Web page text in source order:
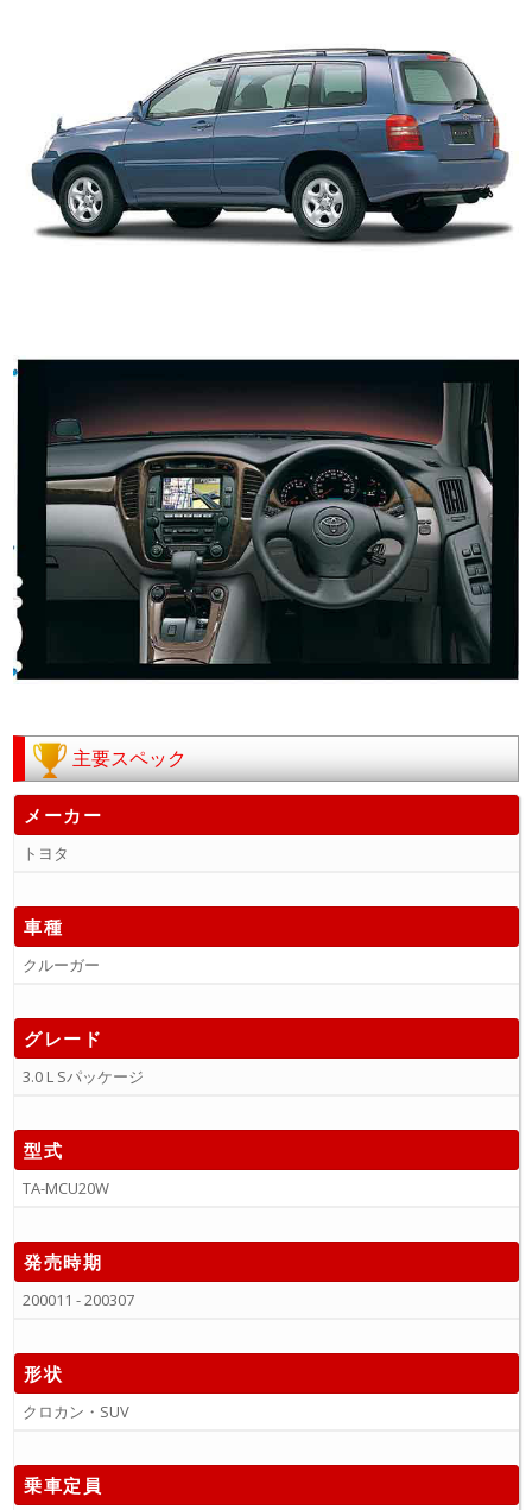
主要スペック
メーカー
トヨタ
車種
クルーガー
グレード
3.0 L Sパッケージ
型式
TA-MCU20W
発売時期
200011 - 200307
形状
クロカン・SUV
乗車定員